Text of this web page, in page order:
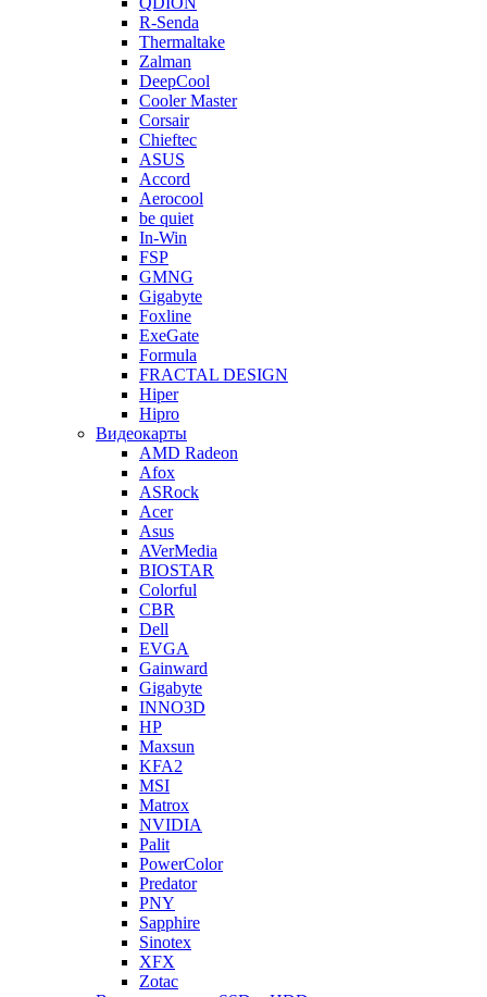
R-Senda
Thermaltake
Zalman
DeepCool
Cooler Master
Corsair
Chieftec
ASUS
Accord
Aerocool
be quiet
In-Win
FSP
GMNG
Gigabyte
Foxline
ExeGate
Formula
FRACTAL DESIGN
Hiper
Hipro
Видеокарты
AMD Radeon
Afox
ASRock
Acer
Asus
AVerMedia
BIOSTAR
Colorful
CBR
Dell
EVGA
Gainward
Gigabyte
INNO3D
HP
Maxsun
KFA2
MSI
Matrox
NVIDIA
Palit
PowerColor
Predator
PNY
Sapphire
Sinotex
XFX
Zotac